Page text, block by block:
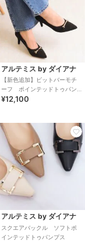
アルテミス by ダイアナ
【新色追加】ビットバーモチ
ーフ ポインテッドトゥパン
プス
¥12,100
アルテミス by ダイアナ
スクエアバックル ソフトポ
インテッドトゥパンプス